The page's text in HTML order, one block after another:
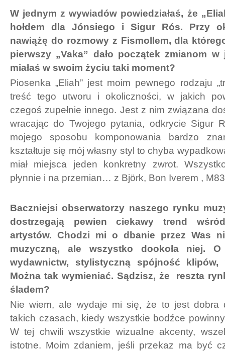
W jednym z wywiadów powiedziałaś, że
hołdem dla Jónsiego i Sigur Rós. Przy
nawiążę do rozmowy z Fismollem, dla
pierwszy „Vaka” dało początek zmianom
miałaś w swoim życiu taki moment?
Piosenka „Eliah” jest moim pewnego rodzaju
treść tego utworu i okoliczności, w jakich
czegoś zupełnie innego. Jest z nim związana
wracając do Twojego pytania, odkrycie Sigur
mojego sposobu komponowania bardzo
kształtuje się mój własny styl to chyba
miał miejsca jeden konkretny zwrot.
płynnie i na przemian… z Björk, Bon Iverem ,
Baczniejsi obserwatorzy naszego rynku
dostrzegają pewien ciekawy trend
artystów. Chodzi mi o dbanie przez Was
muzyczną, ale wszystko dookoła niej.
wydawnictw, stylistyczną spójność klipów,
Można tak wymieniać. Sądzisz, że reszta
śladem?
Nie wiem, ale wydaje mi się, że to jest dobra
takich czasach, kiedy wszystkie bodźce
W tej chwili wszystkie wizualne akcenty,
istotne. Moim zdaniem, jeśli przekaz ma być